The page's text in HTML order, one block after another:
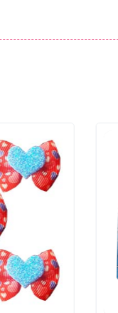
sucesso!